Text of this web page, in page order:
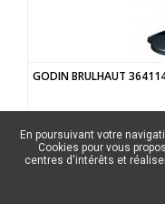
GODIN BRULHAUT
En poursuivant votre
Cookies pour vous
centres d'intérêts et